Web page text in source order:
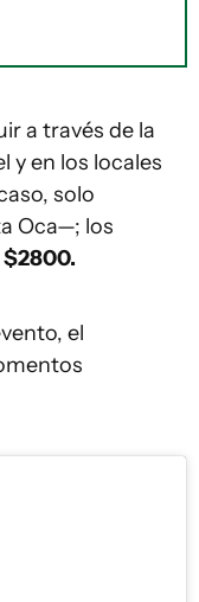
a través de la
y en los locales
solo
Oca—; los
$2800.
el